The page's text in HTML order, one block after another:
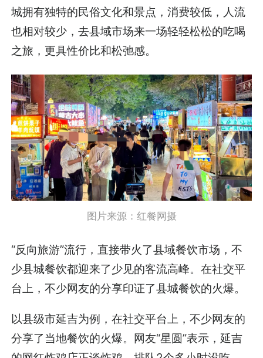
城拥有独特的民俗文化和景点，消费较低，人流
也相对较少，去县域市场来一场轻轻松松的吃喝
之旅，更具性价比和松弛感。
图片来源：红餐网摄
“反向旅游”流行，直接带火了县域餐饮市场，不
少县城餐饮都迎来了少见的客流高峰。在社交平
台上，不少网友的分享印证了县城餐饮的火爆。
以县级市延吉为例，在社交平台上，不少网友的
分享了当地餐饮的火爆。网友“星圆”表示，延吉